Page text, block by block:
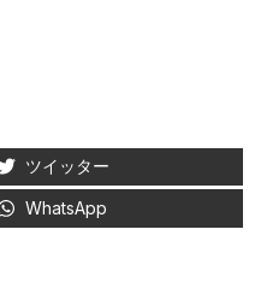
ツイッター
WhatsApp